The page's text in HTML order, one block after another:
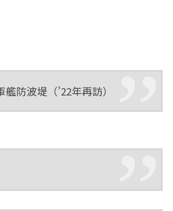
防波堤（’22年再訪）